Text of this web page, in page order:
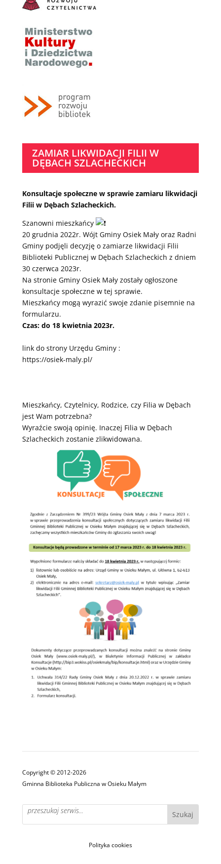
ZAMIAR LIKWIDACJI FILII W
DĘBACH SZLACHECKICH
Konsultacje społeczne w sprawie zamiaru likwidacji
Filii w Dębach Szlacheckich.
Szanowni mieszkańcy
20 grudnia 2022r. Wójt Gminy Osiek Mały oraz Radni
Gminy podjęli decyzję o zamiarze likwidacji Filii
Biblioteki Publicznej w Dębach Szlacheckich z dniem
30 czerwca 2023r.
Na stronie Gminy Osiek Mały zostały ogłoszone
konsultacje społeczne w tej sprawie.
Mieszkańcy mogą wyrazić swoje zdanie pisemnie na
formularzu.
Czas: do 18 kwietnia 2023r.
link do strony Urzędu Gminy :
https://osiek-maly.pl/
Mieszkańcy, Czytelnicy, Rodzice, czy Filia w Dębach
jest Wam potrzebna?
Wyraźcie swoją opinię. Inaczej Filia w Dębach
Szlacheckich zostanie zlikwidowana.
Copyright © 2012-2026
Gminna Biblioteka Publiczna w Osieku Małym
Polityka cookies